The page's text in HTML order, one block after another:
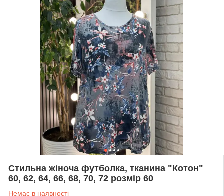
Стильна жіноча футболка, тканина "Котон"
60, 62, 64, 66, 68, 70, 72 розмір 60
Немає в наявності